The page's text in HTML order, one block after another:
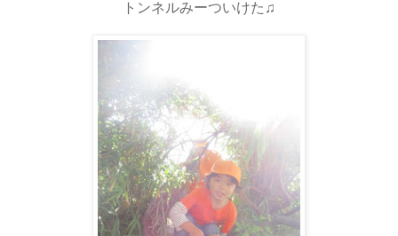
トンネルみーついけた♫